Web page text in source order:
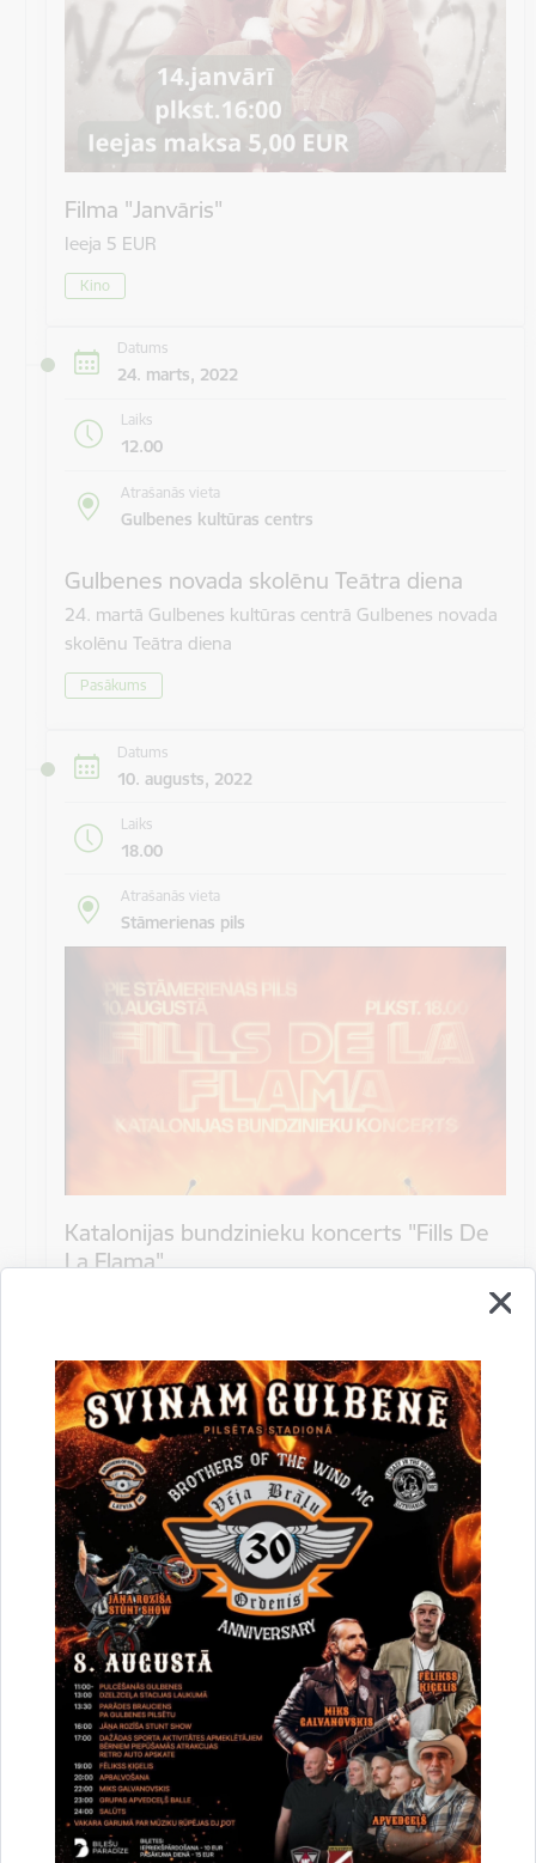
Filma "Janvāris"
Ieeja 5 EUR
Kino
Datums
24. marts, 2022
Laiks
12.00
Atrašanās vieta
Gulbenes kultūras centrs
Gulbenes novada skolēnu Teātra diena
24. martā Gulbenes kultūras centrā Gulbenes novada
skolēnu Teātra diena
Pasākums
Datums
10. augusts, 2022
Laiks
18.00
Atrašanās vieta
Stāmerienas pils
Katalonijas bundzinieku koncerts "Fills De
La Flama"
Koncerts
Datums
12. novembris, 2022
Laiks
10.00
Atrašanās vieta
Druvienas Latviskās dzīvesziņas centrs